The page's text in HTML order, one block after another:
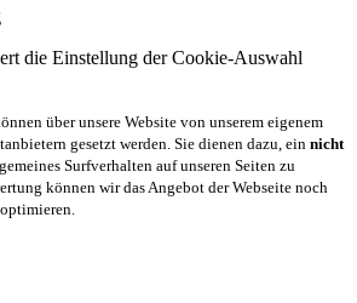
die Einstellung der Cookie-Auswahl
über unsere Website von unserem eigenem
gesetzt werden. Sie dienen dazu, ein nicht
Surfverhalten auf unseren Seiten zu
können wir das Angebot der Webseite noch
optimieren.